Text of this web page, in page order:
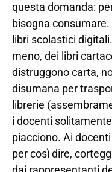
questa domanda:
bisogna consumare.
libri scolastici
meno, dei libri
distruggono carta,
disumana per
librerie
i docenti
piacciono. Ai
per così dire,